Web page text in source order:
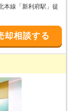
本線「新利府駅」徒
却相談する